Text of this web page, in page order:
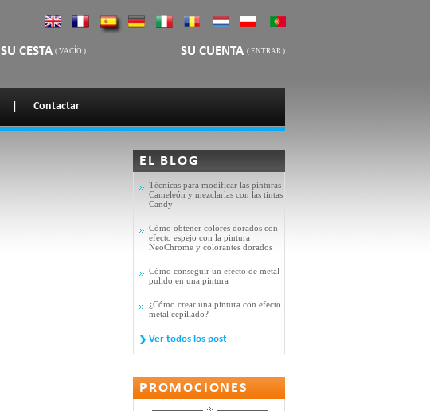
SU CESTA ( VACÍO ) SU CUENTA ( ENTRAR )
Contactar
EL BLOG
Técnicas para modificar las pinturas
Cameleón y mezclarlas con las tintas
Candy
Cómo obtener colores dorados con
efecto espejo con la pintura
NeoChrome y colorantes dorados
Cómo conseguir un efecto de metal
pulido en una pintura
¿Cómo crear una pintura con efecto
metal cepillado?
Ver todos los post
PROMOCIONES